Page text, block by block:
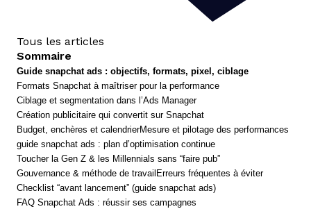
Tous les articles
Sommaire
Guide snapchat ads : objectifs, formats, pixel, ciblage
Formats Snapchat à maîtriser pour la performance
Ciblage et segmentation dans l’Ads Manager
Création publicitaire qui convertit sur Snapchat
Budget, enchères et calendrierMesure et pilotage des performances
guide snapchat ads : plan d’optimisation continue
Toucher la Gen Z & les Millennials sans “faire pub”
Gouvernance & méthode de travail Erreurs fréquentes à éviter
Checklist “avant lancement” (guide snapchat ads)
FAQ Snapchat Ads : réussir ses campagnes